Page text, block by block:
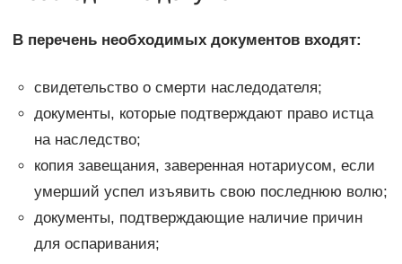
В перечень необходимых документов входят:
свидетельство о смерти наследодателя;
документы, которые подтверждают право истца
на наследство;
копия завещания, заверенная нотариусом, если
умерший успел изъявить свою последнюю волю;
документы, подтверждающие наличие причин
для оспаривания;